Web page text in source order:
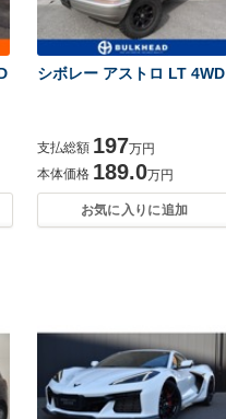
シボレー アストロ LT 4WD
支払総額 197万円
本体価格 189.0万円
お気に入りに追加